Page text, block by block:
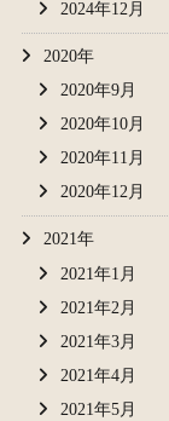
2024年12月
2020年
2020年9月
2020年10月
2020年11月
2020年12月
2021年
2021年1月
2021年2月
2021年3月
2021年4月
2021年5月